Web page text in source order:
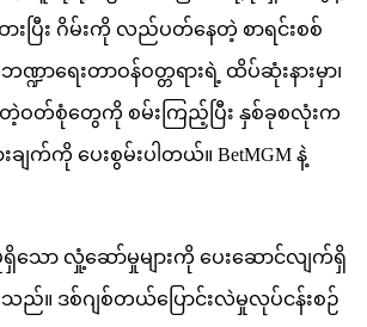
ပြီး ဂိမ်းကို လည်ပတ်နေတဲ့ စာရင်းစစ်
ေးတာဝန်ဝတ္တရားရဲ့ ထိပ်ဆုံးနားမှာ၊
တဲ့ဝတ်စုံတွေကို စမ်းကြည့်ပြီး နှစ်ခုစလုံးက
ကို ပေးစွမ်းပါတယ်။ BetMGM နဲ့
သော လှုံ့ဆော်မှုများကို ပေးဆောင်လျက်ရှိ
သည်။ ဒစ်ဂျစ်တယ်ပြောင်းလဲမှုလုပ်ငန်းစဉ်